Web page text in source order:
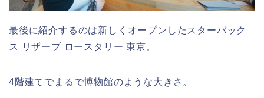
最後に紹介するのは新しくオープンしたスターバック
ス リザーブ ロースタリー 東京。
4階建てでまるで博物館のような大きさ。